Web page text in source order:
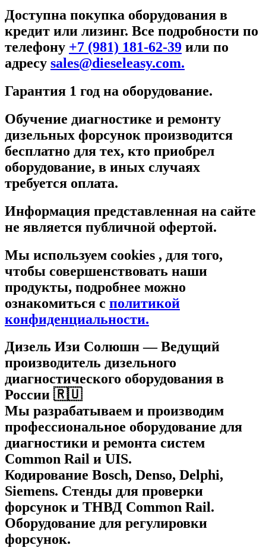
Доступна покупка оборудования в
кредит или лизинг. Все подробности по
телефону +7 (981) 181-62-39 или по
адресу sales@dieseleasy.com.
Гарантия 1 год на оборудование.
Обучение диагностике и ремонту
дизельных форсунок производится
бесплатно для тех, кто приобрел
оборудование, в иных случаях
требуется оплата.
Информация представленная на сайте
не является публичной офертой.
Мы используем cookies , для того,
чтобы совершенствовать наши
продукты, подробнее можно
ознакомиться c политикой
конфиденциальности.
Дизель Изи Солюшн— Ведущий
производитель дизельного
диагностического оборудования в
России 🇷🇺
Мы разрабатываем и производим
профессиональное оборудование для
диагностики и ремонта систем
Common Rail и UIS.
Кодирование Bosch, Denso, Delphi,
Siemens. Стенды для проверки
форсунок и ТНВД Common Rail.
Оборудование для регулировки
форсунок.